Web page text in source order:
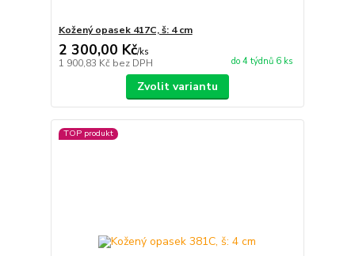
Kožený opasek 417C, š: 4 cm
2 300,00 Kč/ks
1 900,83 Kč bez DPH do 4 týdnů 6 ks
Zvolit variantu
TOP produkt